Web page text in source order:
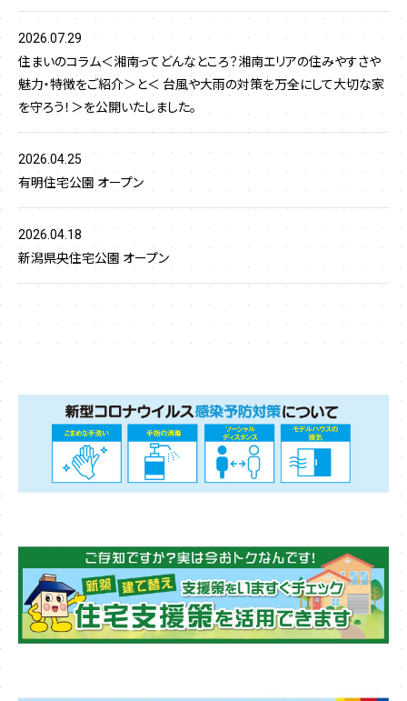
2026.07.29
住まいのコラム＜湘南ってどんなところ？湘南エリアの住みやすさや
魅力・特徴をご紹介＞と＜ 台風や大雨の対策を万全にして大切な家
を守ろう！＞を公開いたしました。
2026.04.25
有明住宅公園 オープン
2026.04.18
新潟県央住宅公園 オープン